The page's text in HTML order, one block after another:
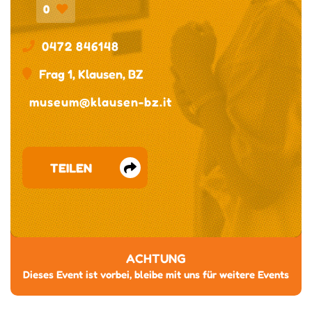
0
0472 846148
Frag 1, Klausen, BZ
museum@klausen-bz.it
TEILEN
ACHTUNG
Dieses Event ist vorbei, bleibe mit uns für weitere Events